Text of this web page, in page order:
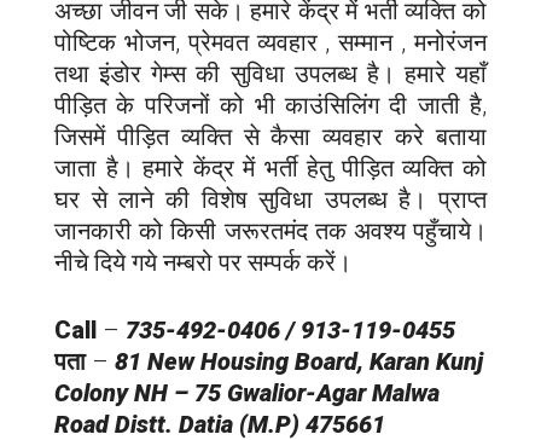
अच्छा जीवन जी सके। हमारे केंद्र में भर्ती व्यक्ति को
पोष्टिक भोजन, प्रेमवत व्यवहार , सम्मान , मनोरंजन
तथा इंडोर गेम्स की सुविधा उपलब्ध है। हमारे यहाँ
पीड़ित के परिजनों को भी काउंसिलिंग दी जाती है,
जिसमें पीड़ित व्यक्ति से कैसा व्यवहार करे बताया
जाता है। हमारे केंद्र में भर्ती हेतु पीड़ित व्यक्ति को
घर से लाने की विशेष सुविधा उपलब्ध है। प्राप्त
जानकारी को किसी जरूरतमंद तक अवश्य पहुँचाये।
नीचे दिये गये नम्बरो पर सम्पर्क करें।
Call – 735-492-0406 / 913-119-0455
पता– 81 New Housing Board, Karan Kunj
Colony NH – 75 Gwalior-Agar Malwa
Road Distt. Datia (M.P) 475661